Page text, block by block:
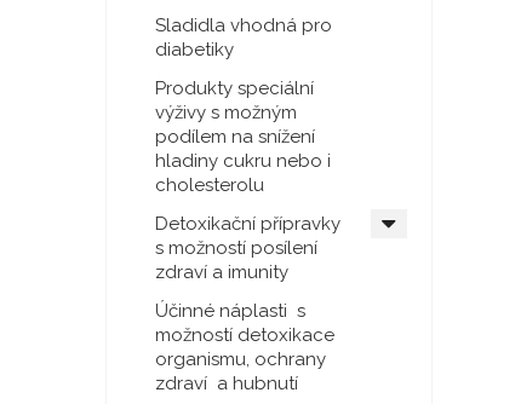
Sladidla vhodná pro
diabetiky
Produkty speciální
výživy s možným
podílem na snížení
hladiny cukru nebo i
cholesterolu
Detoxikační přípravky
s možností posílení
zdraví a imunity
Účinné náplasti s
možností detoxikace
organismu, ochrany
zdraví a hubnutí